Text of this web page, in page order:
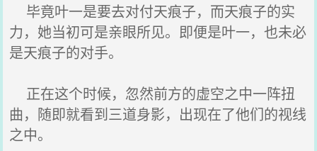
毕竟叶一是要去对付天痕子，而天痕子的实
力，她当初可是亲眼所见。即便是叶一，也未必
是天痕子的对手。
正在这个时候，忽然前方的虚空之中一阵扭
曲，随即就看到三道身影，出现在了他们的视线
之中。